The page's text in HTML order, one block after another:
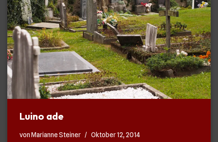
Luino ade
vonMarianne Steiner Oktober 12, 2014